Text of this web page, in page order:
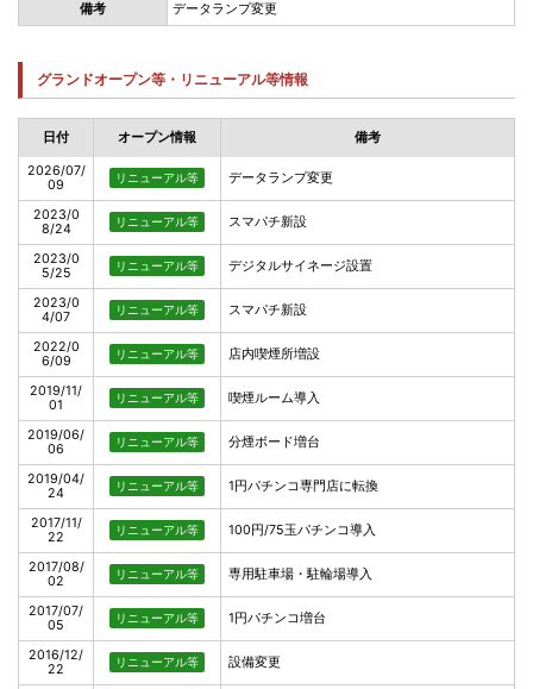
備考 データランプ変更
グランドオープン等・リニューアル等情報
日付 オープン情報 備考
2026/07/
09
リニューアル等 データランプ変更
2023/0
8/24
リニューアル等 スマパチ新設
2023/0
5/25
リニューアル等 デジタルサイネージ設置
2023/0
4/07
リニューアル等 スマパチ新設
2022/0
6/09
リニューアル等 店内喫煙所増設
2019/11/
01
リニューアル等 喫煙ルーム導入
2019/06/
06
リニューアル等 分煙ボード増台
2019/04/
24
リニューアル等 1円パチンコ専門店に転換
2017/11/
22
リニューアル等 100円/75玉パチンコ導入
2017/08/
02
リニューアル等 専用駐車場・駐輪場導入
2017/07/
05
リニューアル等 1円パチンコ増台
2016/12/
22
リニューアル等 設備変更